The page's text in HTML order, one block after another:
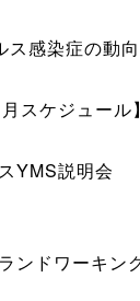
ス感染症の動
スケジュール】
YMS説明会
ドワーキン